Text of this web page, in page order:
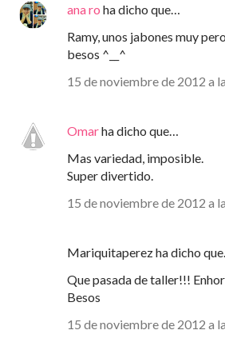
ana ro ha dicho que…
Ramy, unos jabones muy
besos ^__^
15 de noviembre de 2012 a
Omarha dicho que…
Mas variedad, imposible.
Super divertido.
15 de noviembre de 2012 a
Mariquitaperez ha dicho
Que pasada de taller!!!
Besos
15 de noviembre de 2012 a